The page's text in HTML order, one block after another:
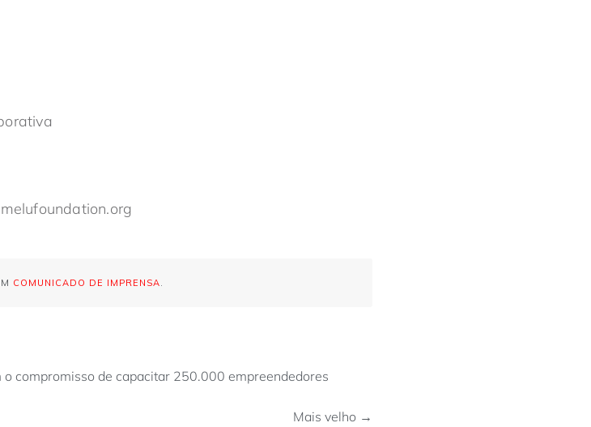
COMUNICADO DE IMPRENSA.
compromisso de capacitar 250.000 empreendedores
Mais velho →